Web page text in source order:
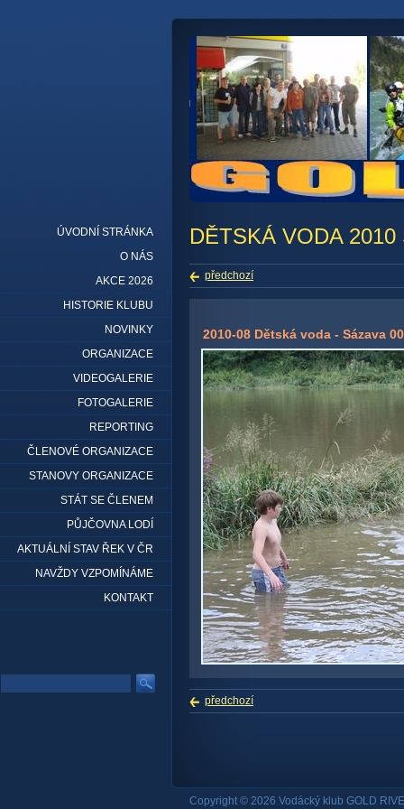
DĚTSKÁ VODA 2010
předchozí
2010-08 Dětská voda - Sázava
předchozí
ÚVODNÍ STRÁNKA
O NÁS
AKCE 2026
HISTORIE KLUBU
NOVINKY
ORGANIZACE
VIDEOGALERIE
FOTOGALERIE
REPORTING
ČLENOVÉ ORGANIZACE
STANOVY ORGANIZACE
STÁT SE ČLENEM
PŮJČOVNA LODÍ
AKTUÁLNÍ STAV ŘEK V ČR
NAVŽDY VZPOMÍNÁME
KONTAKT
Copyright © 2026 Vodácký klub GOLD